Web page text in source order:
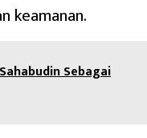
keamanan.
Sebagai